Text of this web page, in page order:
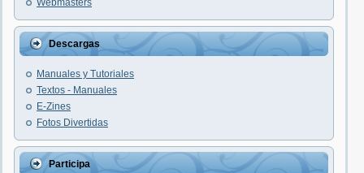
Webmasters
Descargas
Manuales y Tutoriales
Textos - Manuales
E-Zines
Fotos Divertidas
Participa